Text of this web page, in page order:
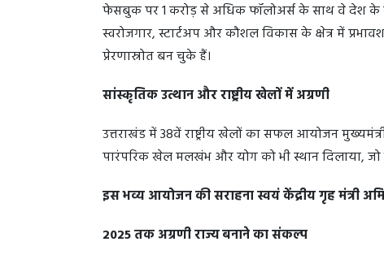
फेसबुक पर 1 करोड़ से अधिक फॉलोअर्स के साथ वे देश के
स्वरोजगार, स्टार्टअप और कौशल विकास के क्षेत्र में
प्रेरणास्रोत बन चुके हैं।
सांस्कृतिक उत्थान और राष्ट्रीय खेलों में अग्रणी
उत्तराखंड में 38वें राष्ट्रीय खेलों का सफल आयोजन
पारंपरिक खेल मलखंभ और योग को भी स्थान दिलाया,
इस भव्य आयोजन की सराहना स्वयं केंद्रीय गृह मंत्री
2025 तक अग्रणी राज्य बनाने का संकल्प